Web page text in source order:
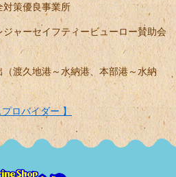
対策優良事業所
ャーセイフティービューロー賛助会
渡久地港～水納港、本部港～水納
ロバイダー 】